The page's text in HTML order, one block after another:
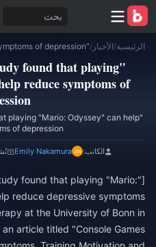
بحث
الرئيسية/الأخبار /
found that playing
reduce symptoms of
playing "Mario: Odyssey" can help
of depression
الكاتب: Emily Nakamura
found that playing "Mario:
at the University of Bonn in
article titled "Console Games